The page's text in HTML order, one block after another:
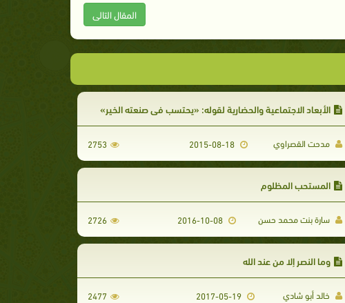
المقال التالى
الأبعاد الاجتماعية والحضارية لقوله: «يحتسب في صنعته الخير»
مدحت القصراوي 2015-08-18
2753
المستحب المظلوم
سارة بنت محمد حسن 2726
وما النصر إلا من عند الله
خالد أبو شادي 2477